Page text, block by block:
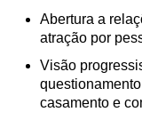
Abertura a
atração por
Visão
casamento e